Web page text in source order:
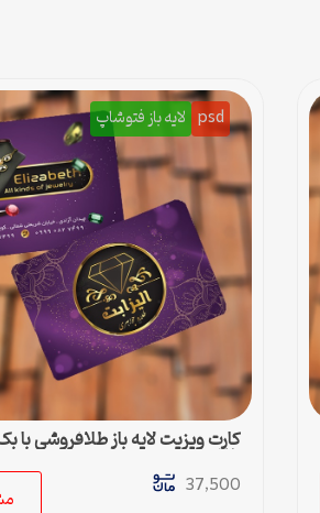
psd لایه باز فتوشاپ
کارت ویزیت لایه باز طلافروشی با
37,500